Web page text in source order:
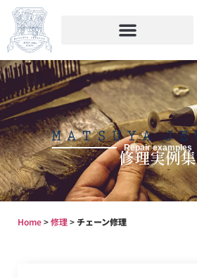
Repair examples
修理実例集
Home>修理>チェーン修理